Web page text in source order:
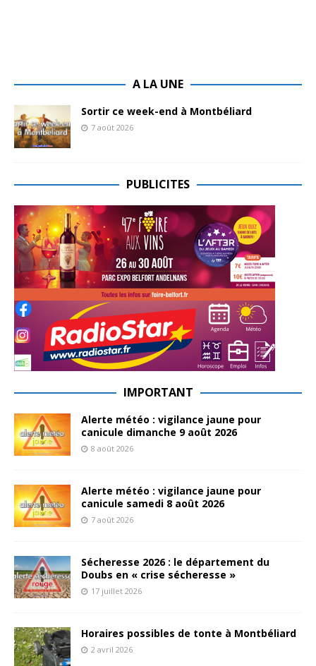
A LA UNE
Sortir ce week-end à Montbéliard
7 août 2026
PUBLICITES
IMPORTANT
Alerte météo : vigilance jaune pour
canicule dimanche 9 août 2026
8 août 2026
Alerte météo : vigilance jaune pour
canicule samedi 8 août 2026
7 août 2026
Sécheresse 2026 : le département du
Doubs en « crise sécheresse »
17 juillet 2026
Horaires possibles de tonte à Montbéliard
2 avril 2026